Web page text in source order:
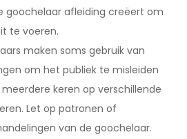
goochelaar afleiding creëert om
te voeren.
maken soms gebruik van
om het publiek te misleiden
keren op verschillende
Let op patronen of
van de goochelaar.